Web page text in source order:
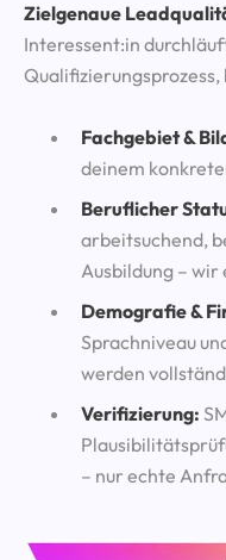
Zielgenaue
Interessent:in
Fachgebiet &
deinem
Beruflicher
arbeitsuchend,
Ausbildung – wir
Demografie &
Sprachniveau
werden
Verifizierung:
– nur echte